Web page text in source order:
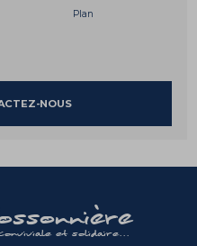
Plan
NOUS
et solidaire...